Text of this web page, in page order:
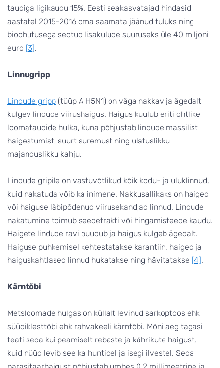
taudiga ligikaudu 15%. Eesti seakasvatajad hindasid
aastatel 2015–2016 oma saamata jäänud tuluks ning
bioohutusega seotud lisakulude suuruseks üle 40 miljoni
euro [3].
Linnugripp
Lindude gripp (tüüp A H5N1) on väga nakkav ja ägedalt
kulgev lindude viirushaigus. Haigus kuulub eriti ohtlike
loomataudide hulka, kuna põhjustab lindude massilist
haigestumist, suurt suremust ning ulatuslikku
majanduslikku kahju.
Lindude gripile on vastuvõtlikud kõik kodu- ja uluklinnud,
kuid nakatuda võib ka inimene. Nakkusallikaks on haiged
või haiguse läbipõdenud viirusekandjad linnud. Lindude
nakatumine toimub seedetrakti või hingamisteede kaudu.
Haigete lindude ravi puudub ja haigus kulgeb ägedalt.
Haiguse puhkemisel kehtestatakse karantiin, haiged ja
haiguskahtlased linnud hukatakse ning hävitatakse [4].
Kärntõbi
Metsloomade hulgas on küllalt levinud sarkoptoos ehk
süüdiklesttõbi ehk rahvakeeli kärntõbi. Mõni aeg tagasi
teati seda kui peamiselt rebaste ja kährikute haigust,
kuid nüüd levib see ka huntidel ja isegi ilvestel. Seda